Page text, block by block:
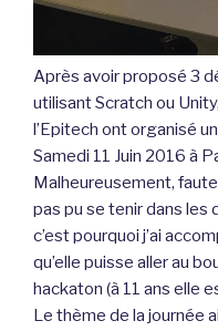
Après avoir proposé 3
utilisant Scratch ou
l’Epitech ont organisé
Samedi 11 Juin 2016 à
Malheureusement,
pas pu se tenir dans les
c’est pourquoi j’ai
qu’elle puisse aller au
hackaton (à 11 ans elle
Le thème de la journée